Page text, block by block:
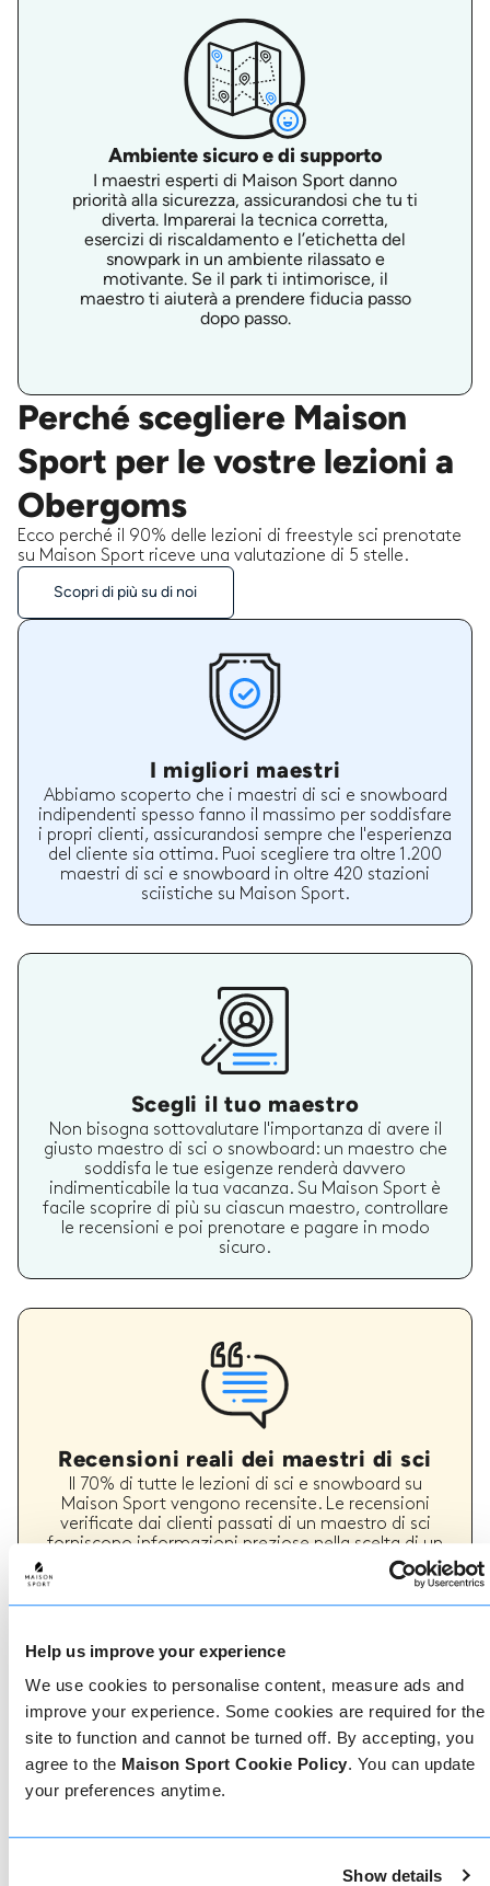
Help us improve your experience
We use cookies to personalise content, measure ads and
improve your experience. Some cookies are required for the
site to function and cannot be turned off. By accepting, you
agree to the Maison Sport Cookie Policy. You can update
your preferences anytime.
Show details
Ambiente sicuro e di supporto
I maestri esperti di Maison Sport danno
priorità alla sicurezza, assicurandosi che tu ti
diverta. Imparerai la tecnica corretta,
esercizi di riscaldamento e l’etichetta del
snowpark in un ambiente rilassato e
motivante. Se il park ti intimorisce, il
maestro ti aiuterà a prendere fiducia passo
dopo passo.
Perché scegliere Maison
Sport per le vostre lezioni a
Obergoms
Ecco perché il 90% delle lezioni di freestyle sci prenotate
su Maison Sport riceve una valutazione di 5 stelle.
Scopri di più su di noi
I migliori maestri
Abbiamo scoperto che i maestri di sci e snowboard
indipendenti spesso fanno il massimo per soddisfare
i propri clienti, assicurandosi sempre che l'esperienza
del cliente sia ottima. Puoi scegliere tra oltre 1.200
maestri di sci e snowboard in oltre 420 stazioni
sciistiche su Maison Sport.
Scegli il tuo maestro
Non bisogna sottovalutare l'importanza di avere il
giusto maestro di sci o snowboard: un maestro che
soddisfa le tue esigenze renderà davvero
indimenticabile la tua vacanza. Su Maison Sport è
facile scoprire di più su ciascun maestro, controllare
le recensioni e poi prenotare e pagare in modo
sicuro.
Recensioni reali dei maestri di sci
Il 70% di tutte le lezioni di sci e snowboard su
Maison Sport vengono recensite. Le recensioni
verificate dai clienti passati di un maestro di sci
forniscono informazioni preziose nella scelta di un
maestro. Puoi vedere se un maestro offre
regolarmente un servizio di alta qualità e i tipi di
lezioni di sci o snowboard che ha fornito in passato.
Come prenotare
Prenotare con noi non potrebbe essere più
semplice, il nostro team di esperti è sempre a
disposizione per aiutarvi: prenotate subito online
assistenza.